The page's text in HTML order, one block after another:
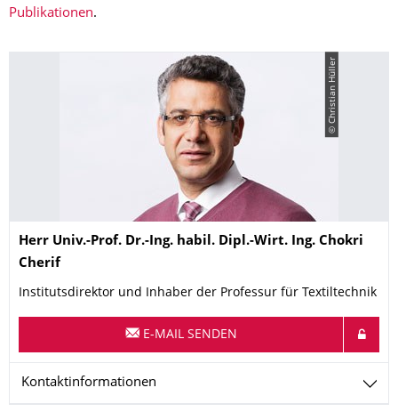
Publikationen.
© Christian Hüller
Name
Herr Univ.-Prof. Dr.-Ing. habil. Dipl.-Wirt. Ing. Chokri
Cherif
Institutsdirektor und Inhaber der Professur für Textiltechnik
E-MAIL SENDEN
Kontaktinformationen